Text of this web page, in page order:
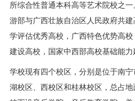
所综合性普通本科高等艺术院校之
游部与广西壮族自治区人民政府共
学评估优秀高校，广西特色优势高
建设高校，国家中西部高校基础能力
学校现有四个校区，分别是位于南
湖校区、西校区和桂林校区，总占